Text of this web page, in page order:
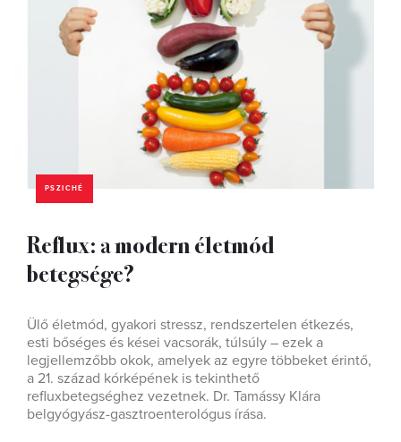
PSZICHÉ
Reflux: a modern életmód
betegsége?
Ülő életmód, gyakori stressz, rendszertelen étkezés,
esti bőséges és kései vacsorák, túlsúly – ezek a
legjellemzőbb okok, amelyek az egyre többeket érintő,
a 21. század kórképének is tekinthető
refluxbetegséghez vezetnek. Dr. Tamássy Klára
belgyógyász-gasztroenterológus írása.